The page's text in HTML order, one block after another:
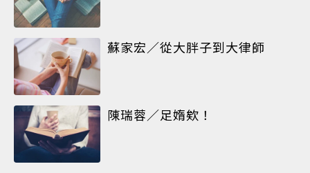
蘇家宏／從大胖子到大律師
陳瑞蓉／足媠欸！